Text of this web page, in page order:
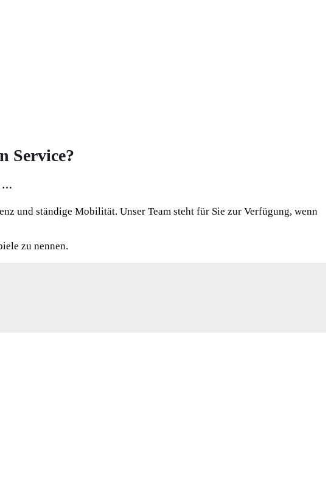
Service?
…
und ständige Mobilität. Unser Team steht für Sie zur Verfügung, wenn
zu nennen.